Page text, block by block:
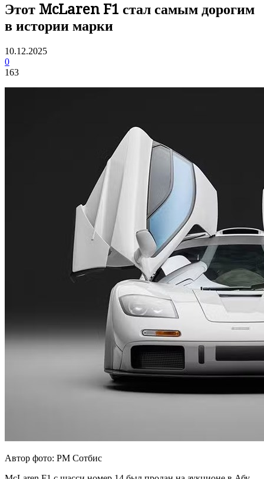
Этот McLaren F1 стал самым дорогим
в истории марки
10.12.2025
0
163
Автор фото: РМ Сотбис